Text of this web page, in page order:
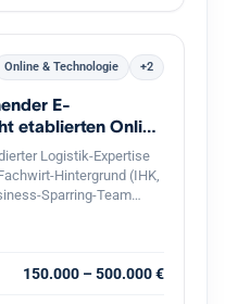
Online & Technologie +2
E-
etablierten Online
Logistik-Expertise
Hintergrund (IHK,
Sparring-Team
Shop in
150.000 – 500.000 €